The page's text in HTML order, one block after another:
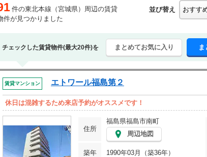
件の東北本線（宮城県）周辺の賃貸
件が見つかりました
並び替え
チェックした賃貸物件(最大20件)を まとめてお気に入り
賃貸マンション エトワール福島第２
休日は混雑するため来店予約がオススメです！
住所
福島県福島市南町
周辺地図
築年
1990年03月（築36年）